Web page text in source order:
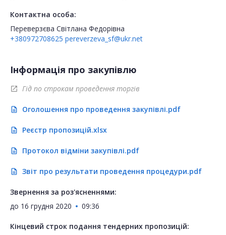
Контактна особа:
Переверзєва Світлана Федорівна
+380972708625 pereverzeva_sf@ukr.net
Інформація про закупівлю
open_in_new Гід по строкам проведення торгів
description Оголошення про проведення закупівлі.pdf
description Реєстр пропозицій.xlsx
description Протокол відміни закупівлі.pdf
description Звіт про результати проведення процедури.pdf
Звернення за роз'ясненнями:
до 16 грудня 2020 09:36
Кінцевий строк подання тендерних пропозицій: